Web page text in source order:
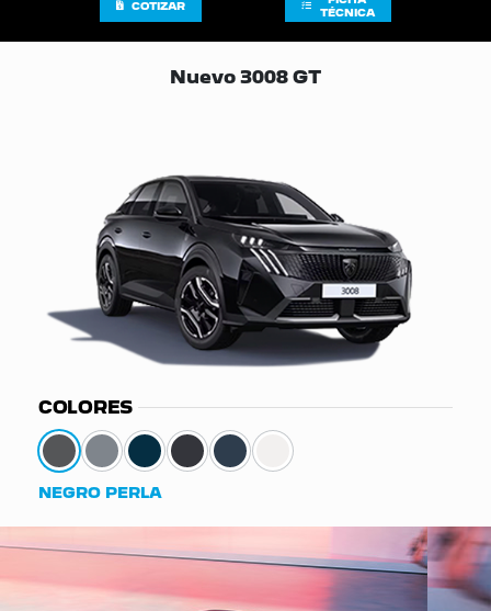
COTIZAR
TÉCNICA
Nuevo 3008 GT
COLORES
NEGRO PERLA